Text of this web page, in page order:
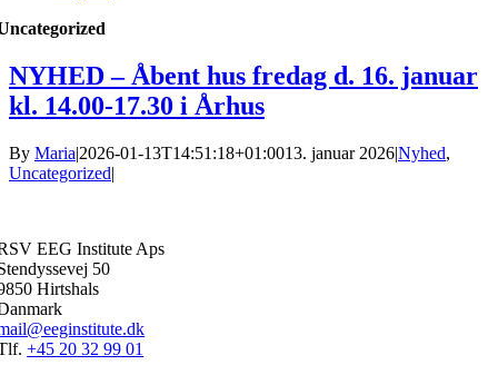
NYHED – Åbent hus fredag d. 16. januar
kl. 14.00-17.30 i Århus
By Maria|2026-01-13T14:51:18+01:0013. januar 2026|Nyhed,
Uncategorized|
EEG Institute Aps
50
Hirtshals
+45 20 32 99 01